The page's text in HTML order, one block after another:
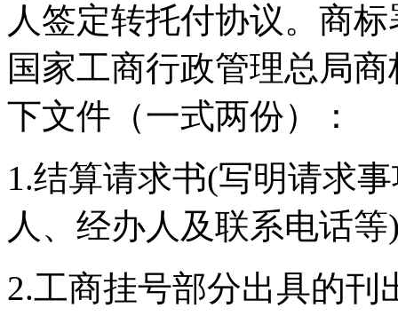
人签定转托付协议。商
国家工商行政管理总局
下文件（一式两份）：
1.结算请求书(写明请求
人、经办人及联系电话等
2.工商挂号部分出具的